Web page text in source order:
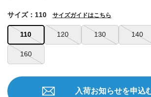
110 120 130 140
160
サイズ：110 サイズガイドはこちら
入荷お知らせを申込